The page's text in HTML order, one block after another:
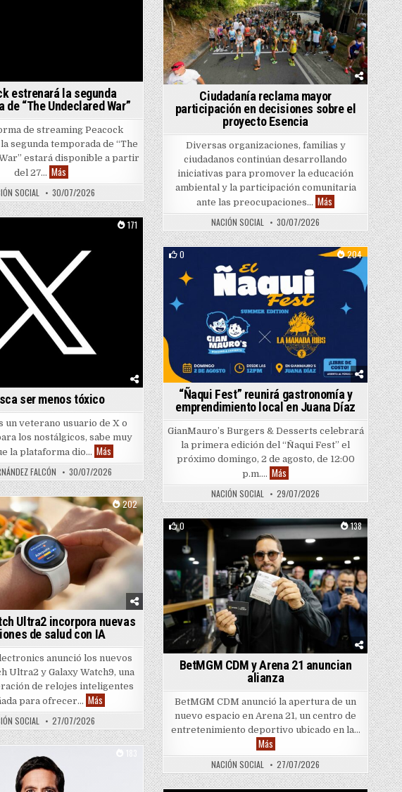
el 3 de septiembre
estrenará la segunda
de “The Undeclared War”
de streaming Peacock
segunda temporada de “The
estará disponible a partir
del 27… MásPeacock estrenará la segunda temporada de “The Undeclared War”
SOCIAL 30/07/2026
Ciudadanía reclama mayor
participación en decisiones sobre el
proyecto Esencia
Diversas organizaciones, familias y
ciudadanos continúan desarrollando
iniciativas para promover la educación
ambiental y la participación comunitaria
ante las preocupaciones… Más Ciudadanía
NACIÓN SOCIAL 30/07/2026
171
ser menos tóxico
un veterano usuario de X o
los nostálgicos, sabe muy
la plataforma dio… MásX busca ser menos tóxico
FALCÓN 30/07/2026
para descubrir series y películas
0 204
Posted in
“Ñaqui Fest” reunirá gastronomía y
emprendimiento local en Juana Díaz
GianMauro’s Burgers & Desserts celebrará
la primera edición del “Ñaqui Fest” el
próximo domingo, 2 de agosto, de 12:00
p.m…. Más “Ñaqui Fest” reunirá
NACIÓN SOCIAL 29/07/2026
eléctrico con la Toyota bZ Woodland 2026
202
Posted in
Ultra2 incorpora nuevas
de salud con IA
anunció los nuevos
Ultra2 y Galaxy Watch9, una
de relojes inteligentes
para ofrecer… Más Galaxy Watch Ultra2 incorpora nuevas funciones de salud con IA
SOCIAL 27/07/2026
0 138
Posted in
BetMGM CDM y Arena 21 anuncian
alianza
BetMGM CDM anunció la apertura de un
nuevo espacio en Arena 21, un centro de
entretenimiento deportivo ubicado en la…
MásBetMGM CDM y Arena 21 anuncian
NACIÓN SOCIAL 27/07/2026
in